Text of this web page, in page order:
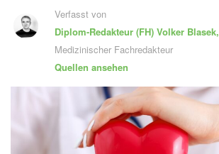
Verfasst von
Diplom-Redakteur (FH) Volker Blasek,
Medizinischer Fachredakteur
Quellen ansehen